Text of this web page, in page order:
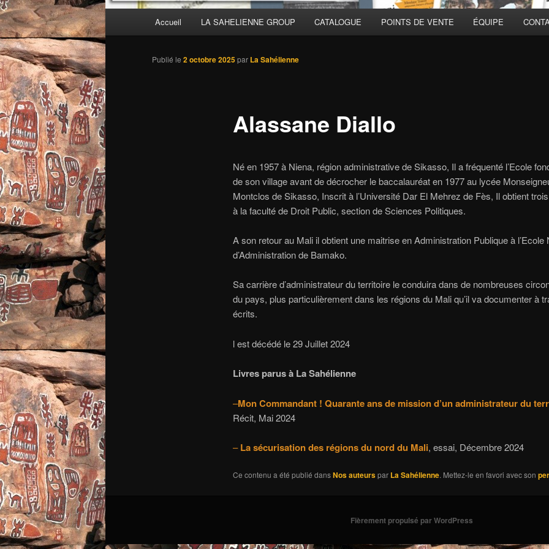
Accueil LA SAHELIENNE GROUP CATALOGUE POINTS DE VENTE ÉQUIPE
Alassane Diallo
Publié le 2 octobre 2025par La Sahélienne
Né en 1957 à Niena, région administrative de Sikasso, Il a fréquenté l’Ecole
de son village avant de décrocher le baccalauréat en 1977 au lycée
Montclos de Sikasso, Inscrit à l’Université Dar El Mehrez de Fès, Il obtient
à la faculté de Droit Public, section de Sciences Politiques.
A son retour au Mali il obtient une maitrise en Administration Publique à l’Ecole
d’Administration de Bamako.
Sa carrière d’administrateur du territoire le conduira dans de nombreuses
du pays, plus particulièrement dans les régions du Mali qu’il va documenter à
écrits.
l est décédé le 29 Juillet 2024
Livres parus à La Sahélienne
–Mon Commandant ! Quarante ans de mission d’un administrateur du
Récit, Mai 2024
– La sécurisation des régions du nord du Mali, essai, Décembre 2024
Ce contenu a été publié dansNos auteurspar La Sahélienne. Mettez-le en favori avec son
Fièrement propulsé par WordPress